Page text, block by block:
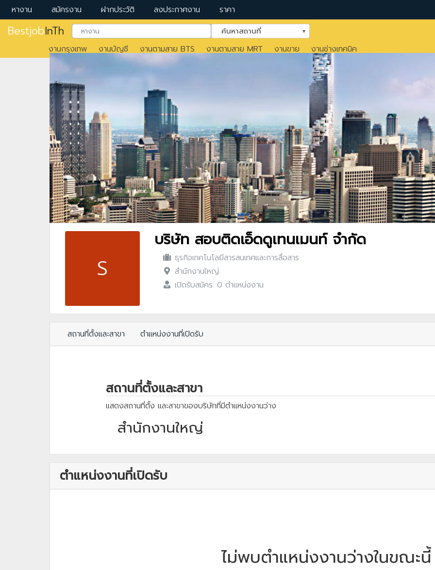
หางาน สมัครงาน ฝากประวัติ ลงประกาศงาน ราคา
BestjobInTh ค้นหาสถานที่
งานกรุงเทพ งานบัญชี งานตามสาย BTS งานตามสาย MRT งานขาย งานช่างเทคนิค
S
บริษัท สอบติดเอ็ดดูเทนเมนท์ จำกัด
ธุรกิจเทคโนโลยีสารสนเทศและการสื่อสาร
สำนักงานใหญ่:
เปิดรับสมัคร: 0 ตำแหน่งงาน
สถานที่ตั้งและสาขา ตำแหน่งงานที่เปิดรับ
สถานที่ตั้งและสาขา
แสดงสถานที่ตั้ง และสาขาของบริษัทที่มีตำแหน่งงานว่าง
สำนักงานใหญ่
ตำแหน่งงานที่เปิดรับ
ไม่พบตำแหน่งงานว่างในขณะนี้